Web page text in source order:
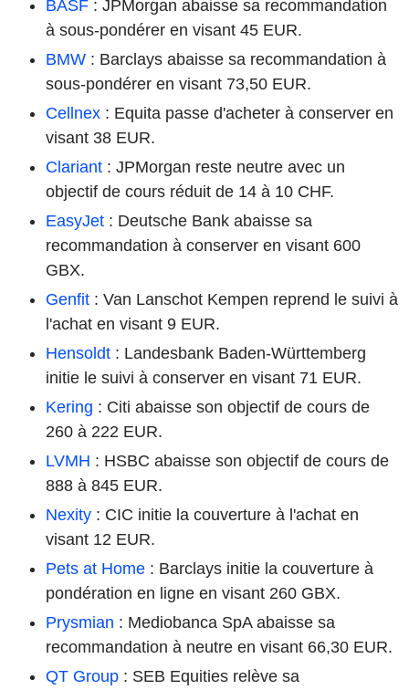
BASF : JPMorgan abaisse sa recommandation
à sous-pondérer en visant 45 EUR.
BMW : Barclays abaisse sa recommandation à
sous-pondérer en visant 73,50 EUR.
Cellnex : Equita passe d'acheter à conserver en
visant 38 EUR.
Clariant : JPMorgan reste neutre avec un
objectif de cours réduit de 14 à 10 CHF.
EasyJet : Deutsche Bank abaisse sa
recommandation à conserver en visant 600
GBX.
Genfit : Van Lanschot Kempen reprend le suivi à
l'achat en visant 9 EUR.
Hensoldt : Landesbank Baden-Württemberg
initie le suivi à conserver en visant 71 EUR.
Kering : Citi abaisse son objectif de cours de
260 à 222 EUR.
LVMH : HSBC abaisse son objectif de cours de
888 à 845 EUR.
Nexity : CIC initie la couverture à l'achat en
visant 12 EUR.
Pets at Home : Barclays initie la couverture à
pondération en ligne en visant 260 GBX.
Prysmian : Mediobanca SpA abaisse sa
recommandation à neutre en visant 66,30 EUR.
QT Group : SEB Equities relève sa